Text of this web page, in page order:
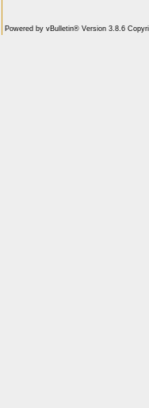
Powered by vBulletin® Version 3.8.6